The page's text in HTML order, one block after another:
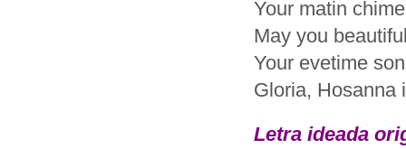
Your matin
May you
Your evetime
Gloria, Hosanna
Letra ideada